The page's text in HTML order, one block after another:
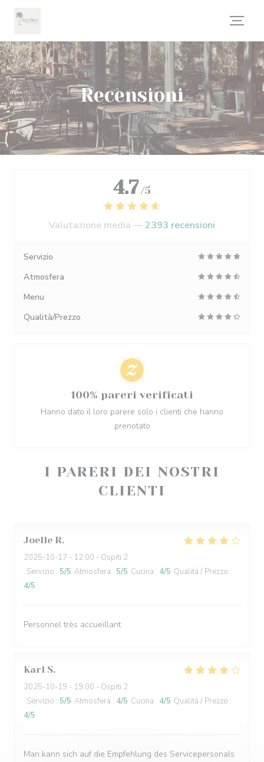
Recensioni
I PARERI DEI NOSTRI
CLIENTI
Joelle R
2025-10-17 - 12:00 - Ospiti 2
Servizio : 5/5 Atmosfera : 5/5 Cucina : 4/5 Qualità / Prezzo :
4/5
Personnel très accueillant
Karl S
2025-10-19 - 19:00 - Ospiti 2
Servizio : 5/5 Atmosfera : 4/5 Cucina : 4/5 Qualità / Prezzo :
4/5
Man kann sich auf die Empfehlung des Servicepersonals
4.7 /5
Valutazione media —2393 recensioni
Servizio
Atmosfera
Menu
Qualità/Prezzo
100% pareri verificati
Hanno dato il loro parere solo i clienti che hanno
prenotato